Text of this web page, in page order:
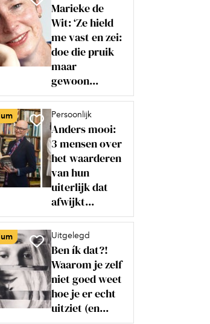
Marieke de
Wit: ‘Ze hield
me vast en zei:
doe die pruik
maar
gewoon...
Persoonlijk
Anders mooi:
3 mensen over
het waarderen
van hun
uiterlijk dat
afwijkt...
Uitgelegd
Ben ík dat?!
Waarom je zelf
niet goed weet
hoe je er echt
uitziet (en...